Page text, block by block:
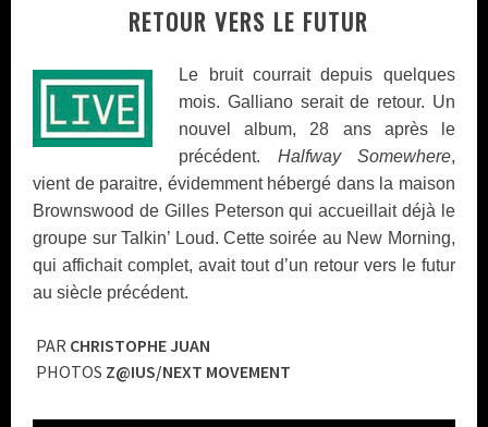
RETOUR VERS LE FUTUR
Le bruit courrait depuis quelques
mois. Galliano serait de retour. Un
nouvel album, 28 ans après le
précédent. Halfway Somewhere,
vient de paraitre, évidemment hébergé dans la maison
Brownswood de Gilles Peterson qui accueillait déjà le
groupe sur Talkin’ Loud. Cette soirée au New Morning,
qui affichait complet, avait tout d’un retour vers le futur
au siècle précédent.
PAR CHRISTOPHE JUAN
PHOTOS Z@IUS/NEXT MOVEMENT